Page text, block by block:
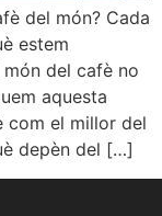
del món? Cada
estem
del cafè no
aquesta
com el millor del
depèn del […]